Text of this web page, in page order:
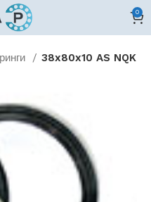
0
38x80x10 AS NQK